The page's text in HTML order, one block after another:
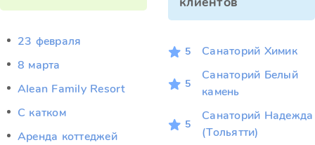
23 февраля
8 марта
Alean Family Resort
C катком
Аренда коттеджей
5 Санаторий Химик
5
Санаторий Белый
камень
5
Санаторий Надежда
(Тольятти)